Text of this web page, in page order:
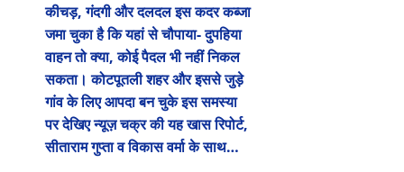
कीचड़, गंदगी और दलदल इस कदर कब्जा
जमा चुका है कि यहां से चौपाया- दुपहिया
वाहन तो क्या, कोई पैदल भी नहीं निकल
सकता। कोटपूतली शहर और इससे जुड़े
गांव के लिए आपदा बन चुके इस समस्या
पर देखिए न्यूज़ चक्र की यह खास रिपोर्ट,
सीताराम गुप्ता व विकास वर्मा के साथ…